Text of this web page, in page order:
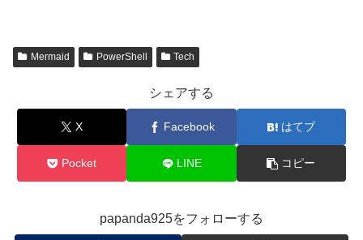
Mermaid PowerShell Tech
シェアする
X Facebook はてブ
Pocket LINE コピー
papanda925をフォローする